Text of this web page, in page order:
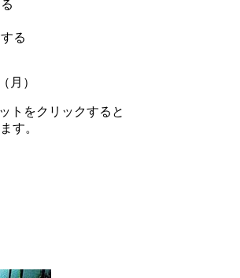
る
月）
トをクリックすると
す。